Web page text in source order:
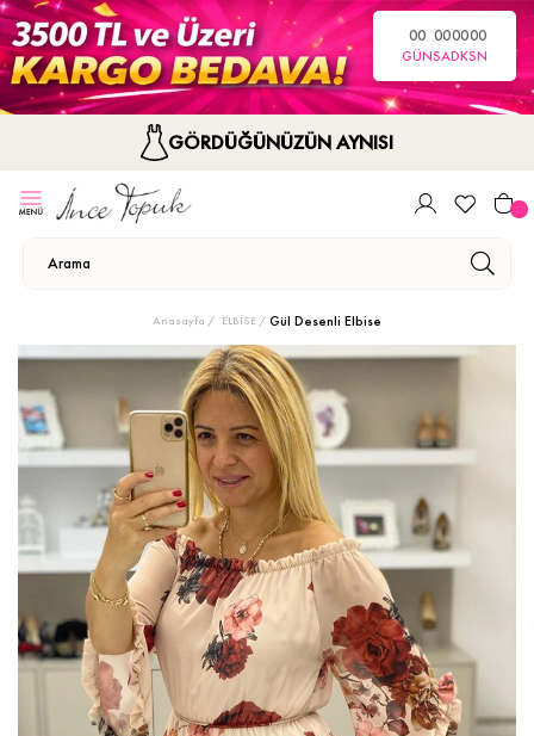
00
GÜN
00
SA
00
DK
00
SN
GÖRDÜĞÜNÜZÜN AYNISI
Anasayfa ELBİSE Gül Desenli Elbise